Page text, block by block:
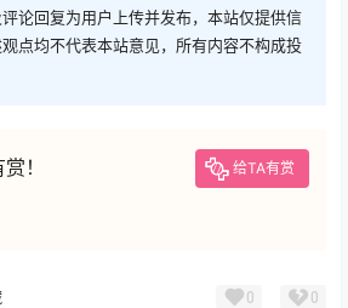
论回复为用户上传并发布，本站仅提供信
点均不代表本站意见，所有内容不构成投
！ 给TA有赏
0 0